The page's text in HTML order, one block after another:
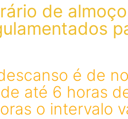
de
é de
até 6 horas
o intervalo